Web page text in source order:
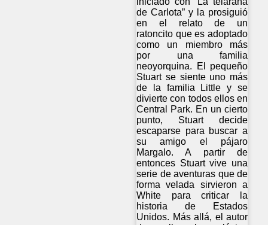
de Carlota” y la prosiguió
en el relato de un
ratoncito que es adoptado
como un miembro más
por una familia
neoyorquina. El pequeño
Stuart se siente uno más
de la familia Little y se
divierte con todos ellos en
Central Park. En un cierto
punto, Stuart decide
escaparse para buscar a
su amigo el pájaro
Margalo. A partir de
entonces Stuart vive una
serie de aventuras que de
forma velada sirvieron a
White para criticar la
historia de Estados
Unidos. Más allá, el autor